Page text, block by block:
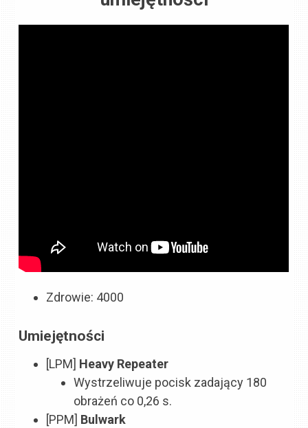
Zdrowie: 4000
Umiejętności
[LPM] Heavy Repeater
Wystrzeliwuje pocisk zadający 180
obrażeń co 0,26 s.
[PPM] Bulwark